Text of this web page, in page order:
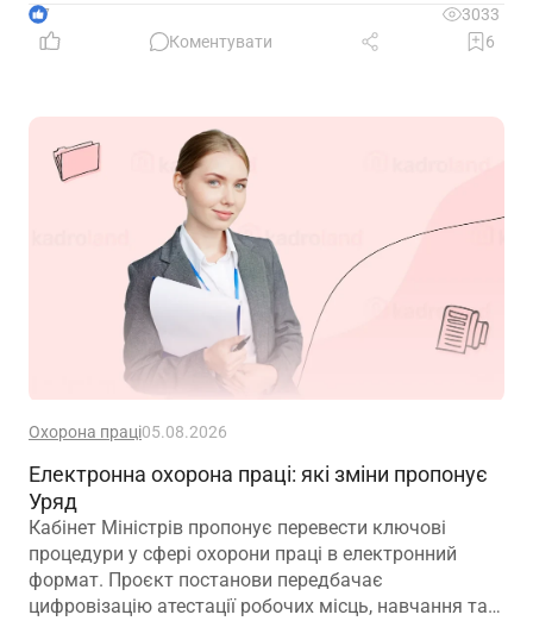
оновлені витяги кожні 3 місяці? Чи в такому
випадку, витяг дійсний 1 рік?
7
3033
Коментувати
6
Охорона праці05.08.2026
Електронна охорона праці: які зміни пропонує
Уряд
Кабінет Міністрів пропонує перевести ключові
процедури у сфері охорони праці в електронний
формат. Проєкт постанови передбачає
цифровізацію атестації робочих місць, навчання та